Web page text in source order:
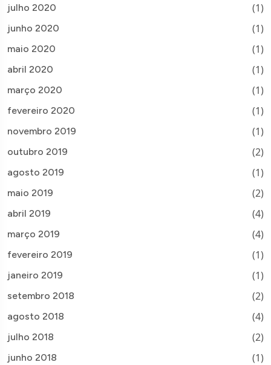
julho 2020 (1)
junho 2020 (1)
maio 2020 (1)
abril 2020 (1)
março 2020 (1)
fevereiro 2020 (1)
novembro 2019 (1)
outubro 2019 (2)
agosto 2019 (1)
maio 2019 (2)
abril 2019 (4)
março 2019 (4)
fevereiro 2019 (1)
janeiro 2019 (1)
setembro 2018 (2)
agosto 2018 (4)
julho 2018 (2)
junho 2018 (1)